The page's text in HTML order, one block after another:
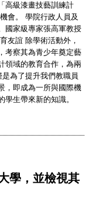
高級漆畫技藝訓練計
會。 學院行政人員及
國家級專家張高軍教授
友誼 除學術活動外，
考察其為青少年奠定藝
領域的教育合作，為兩
為了提升我們教職員
，即成為一所與國際機
生帶來新的知識。
學，並檢視其